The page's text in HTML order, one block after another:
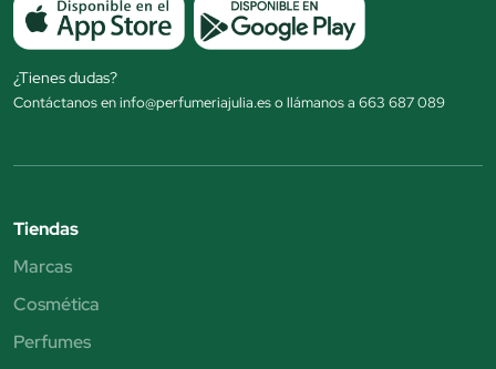
¿Tienes dudas?
Contáctanos en info@perfumeriajulia.es o llámanos a 663 687 089
Tiendas
Marcas
Cosmética
Perfumes